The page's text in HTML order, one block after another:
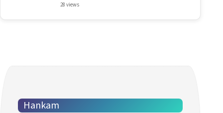
28 views
Hankam